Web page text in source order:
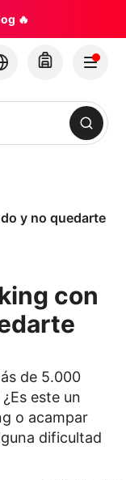
🔥
y no quedarte
con
de 5.000
este un
o acampar
dificultad